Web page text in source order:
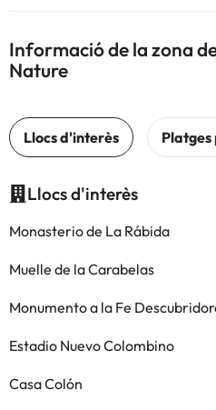
Informació de la zona
Nature
Llocs d'interès
Monasterio de La Rábida
Muelle de la Carabelas
Monumento a la Fe
Estadio Nuevo Colombino
Casa Colón